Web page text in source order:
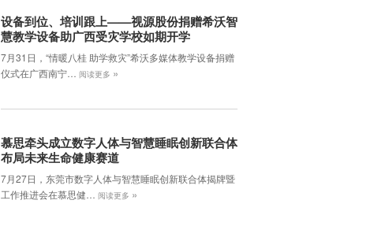
设备到位、培训跟上——视源股份捐赠希沃智
慧教学设备助广西受灾学校如期开学
7月31日，“情暖八桂 助学救灾”希沃多媒体教学设备捐赠
仪式在广西南宁…
阅读更多 »
慕思牵头成立数字人体与智慧睡眠创新联合体
布局未来生命健康赛道
7月27日，东莞市数字人体与智慧睡眠创新联合体揭牌暨
工作推进会在慕思健…
阅读更多 »